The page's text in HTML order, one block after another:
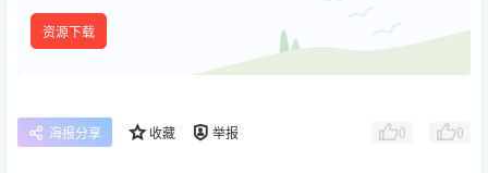
资源下载
海报分享 收藏 举报 0 0